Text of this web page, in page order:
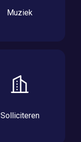
Muziek
Solliciteren